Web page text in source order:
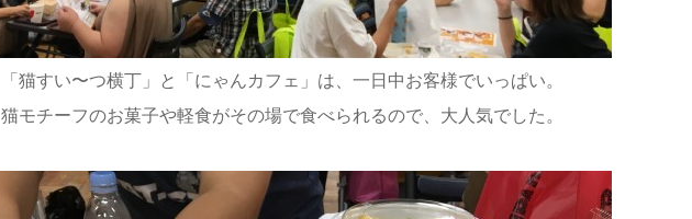
「猫すい〜つ横丁」と「にゃんカフェ」は、一日中お客様でいっぱい。
猫モチーフのお菓子や軽食がその場で食べられるので、大人気でした。